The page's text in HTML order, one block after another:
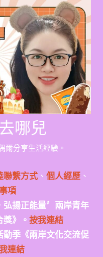
哪兒
爾分享生活經驗。
聯繫方式、 個人經歷、
項
揚正能量〞兩岸青年
》。 按我連結
動季《兩岸文化交流促
連結